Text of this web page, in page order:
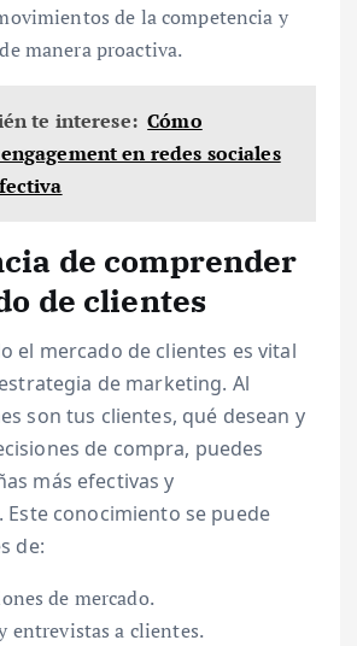
de la competencia y
manera proactiva.
te interese: Cómo
en redes sociales
de comprender
de clientes
el mercado de clientes es vital
de marketing. Al
son tus clientes, qué desean y
de compra, puedes
más efectivas y
Este conocimiento se puede
de:
de mercado.
entrevistas a clientes.